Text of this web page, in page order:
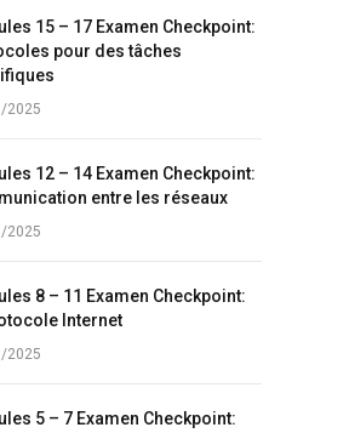
15 – 17 Examen Checkpoint:
pour des tâches
2025
12 – 14 Examen Checkpoint:
entre les réseaux
2025
8 – 11 Examen Checkpoint:
Internet
2025
5 – 7 Examen Checkpoint: